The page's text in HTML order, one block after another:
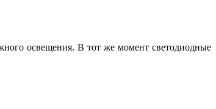
освещения. В тот же момент светодиодные